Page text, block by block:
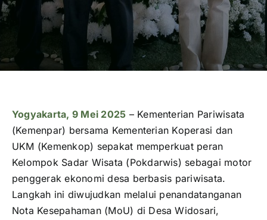
Yogyakarta, 9 Mei 2025 – Kementerian Pariwisata
(Kemenpar) bersama Kementerian Koperasi dan
UKM (Kemenkop) sepakat memperkuat peran
Kelompok Sadar Wisata (Pokdarwis) sebagai motor
penggerakekonomidesa berbasis pariwisata.
Langkah ini diwujudkan melalui penandatanganan
Nota Kesepahaman (MoU) di DesaWidosari,